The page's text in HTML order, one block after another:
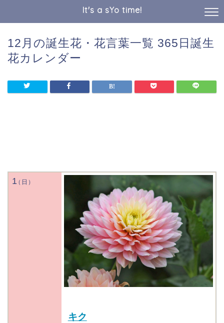
It's a sYo time!
12月の誕生花・花言葉一覧 365日誕生
花カレンダー
1
キク